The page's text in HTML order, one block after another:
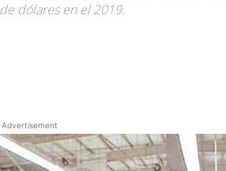
dólares en el 2019.
Advertisement